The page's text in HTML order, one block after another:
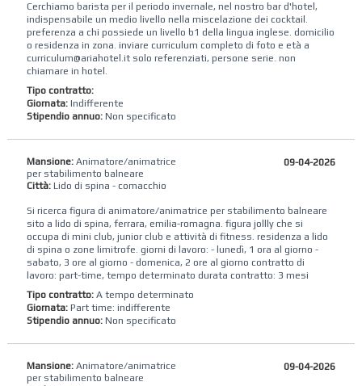
Cerchiamo barista per il periodo invernale, nel nostro bar d'hotel,
indispensabile un medio livello nella miscelazione dei cocktail.
preferenza a chi possiede un livello b1 della lingua inglese. domicilio
o residenza in zona. inviare curriculum completo di foto e età a
curriculum@ariahotel.it solo referenziati, persone serie. non
chiamare in hotel.
Tipo contratto:
Giornata: Indifferente
Stipendio annuo: Non specificato
Mansione:Animatore/animatrice
per stabilimento balneare
Città:Lido di spina - comacchio
09-04-2026
Si ricerca figura di animatore/animatrice per stabilimento balneare
sito a lido di spina, ferrara, emilia-romagna. figura jollly che si
occupa di mini club, junior club e attività di fitness. residenza a lido
di spina o zone limitrofe. giorni di lavoro: - lunedì, 1 ora al giorno -
sabato, 3 ore al giorno - domenica, 2 ore al giorno contratto di
lavoro: part-time, tempo determinato durata contratto: 3 mesi
Tipo contratto:A tempo determinato
Giornata: Part time: indifferente
Stipendio annuo: Non specificato
Mansione:Animatore/animatrice
per stabilimento balneare
09-04-2026